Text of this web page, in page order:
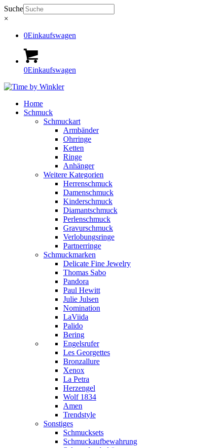
Suche
×
0Einkaufswagen
0Einkaufswagen
Home
Schmuck
Schmuckart
Armbänder
Ohrringe
Ketten
Ringe
Anhänger
Weitere Kategorien
Herrenschmuck
Damenschmuck
Kinderschmuck
Diamantschmuck
Perlenschmuck
Gravurschmuck
Verlobungsringe
Partnerringe
Schmuckmarken
Delicate Fine Jewelry
Thomas Sabo
Pandora
Paul Hewitt
Julie Julsen
Nomination
LaViida
Palido
Bering
Engelsrufer
Les Georgettes
Bronzallure
Xenox
La Petra
Herzengel
Wolf 1834
Amen
Trendstyle
Sonstiges
Schmucksets
Schmuckaufbewahrung